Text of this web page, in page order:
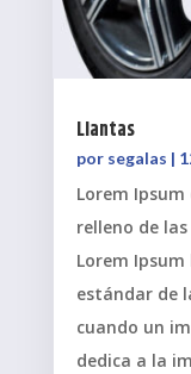
Llantas
por segalas |
Lorem
relleno de
Lorem
estándar de
cuando un
dedica a la